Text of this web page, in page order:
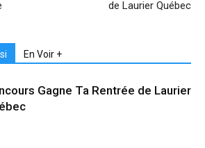
de Laurier Québec
En Voir +
Gagne Ta Rentrée de Laurier